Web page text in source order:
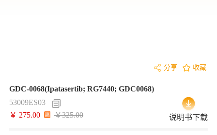
分享 收藏
GDC-0068(Ipatasertib; RG7440; GDC0068)
53009ES03
￥ 275.00
￥325.00 说明书下载